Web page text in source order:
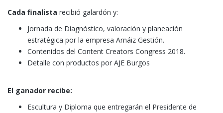
Cada finalista recibió galardón y:
Jornada de Diagnóstico, valoración y planeación
estratégica por la empresa Arnáiz Gestión.
Contenidos del Content Creators Congress 2018.
Detalle con productos por AJE Burgos
El ganador recibe:
Escultura y Diploma que entregarán el Presidente de